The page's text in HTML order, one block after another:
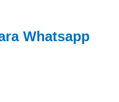
Whatsapp